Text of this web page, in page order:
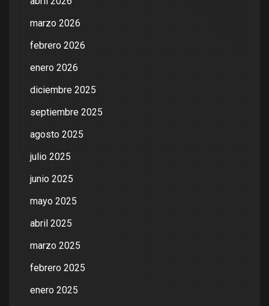
marzo 2026
febrero 2026
enero 2026
diciembre 2025
septiembre 2025
agosto 2025
julio 2025
junio 2025
mayo 2025
abril 2025
marzo 2025
febrero 2025
enero 2025